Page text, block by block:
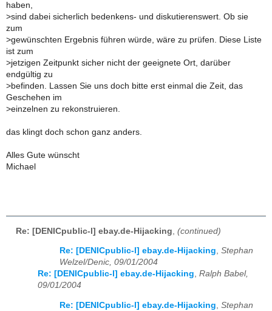
haben,
>sind dabei sicherlich bedenkens- und diskutierenswert. Ob sie
zum
>gewünschten Ergebnis führen würde, wäre zu prüfen. Diese Liste
ist zum
>jetzigen Zeitpunkt sicher nicht der geeignete Ort, darüber
endgültig zu
>befinden. Lassen Sie uns doch bitte erst einmal die Zeit, das
Geschehen im
>einzelnen zu rekonstruieren.
das klingt doch schon ganz anders.
Alles Gute wünscht
Michael
Re: [DENICpublic-l] ebay.de-Hijacking (continued)
Re: [DENICpublic-l] ebay.de-Hijacking, Stephan
Welzel/Denic, 09/01/2004
Re: [DENICpublic-l] ebay.de-Hijacking, Ralph Babel,
09/01/2004
Re: [DENICpublic-l] ebay.de-Hijacking Stephan